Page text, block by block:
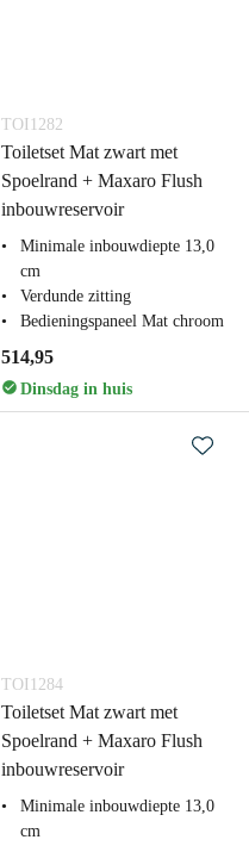
TOI1282
Toiletset Mat zwart met
Spoelrand + Maxaro Flush
inbouwreservoir
Minimale inbouwdiepte 13,0
cm
Verdunde zitting
Bedieningspaneel Mat chroom
514,95
Dinsdag in huis
TOI1284
Toiletset Mat zwart met
Spoelrand + Maxaro Flush
inbouwreservoir
Minimale inbouwdiepte 13,0
cm